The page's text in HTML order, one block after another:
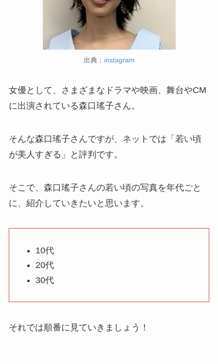
出典： instagram
女優として、さまざまなドラマや映画、舞台やCM
に出演されている森口瑤子さん。
そんな森口瑤子さんですが、ネットでは「若い頃
が美人すぎる」と評判です。
そこで、森口瑤子さんの若い頃の写真を年代ごと
に、紹介していきたいと思います。
10代
20代
30代
それでは順番に見ていきましょう！